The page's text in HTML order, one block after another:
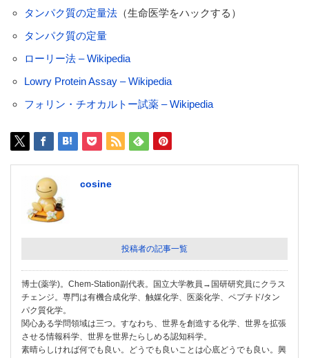
タンパク質の定量法（生命医学をハックする）
タンパク質の定量
ローリー法 – Wikipedia
Lowry Protein Assay – Wikipedia
フォリン・チオカルトー試薬 – Wikipedia
cosine
投稿者の記事一覧
博士(薬学)。Chem-Station副代表。国立大学教員→国研研究員にクラス
チェンジ。専門は有機合成化学、触媒化学、医薬化学、ペプチド/タン
パク質化学。
関心ある学問領域は三つ。すなわち、世界を創造する化学、世界を拡張
させる情報科学、世界を世界たらしめる認知科学。
素晴らしければ何でも良い。どうでも良いことは心底どうでも良い。興